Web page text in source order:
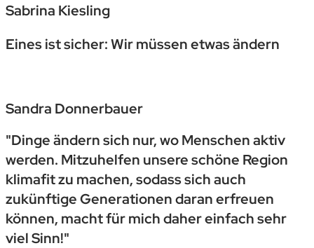
Sabrina Kiesling
Eines ist sicher: Wir müssen etwas ändern
Sandra Donnerbauer
"Dinge ändern sich nur, wo Menschen aktiv
werden. Mitzuhelfen unsere schöne Region
klimafit zu machen, sodass sich auch
zukünftige Generationen daran erfreuen
können, macht für mich daher einfach sehr
viel Sinn!"